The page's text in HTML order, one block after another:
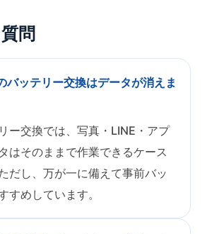
問
バッテリー交換はデータが消えま
ー交換では、写真・LINE・アプ
はそのままで作業できるケース
だし、万が一に備えて事前バッ
すめしています。